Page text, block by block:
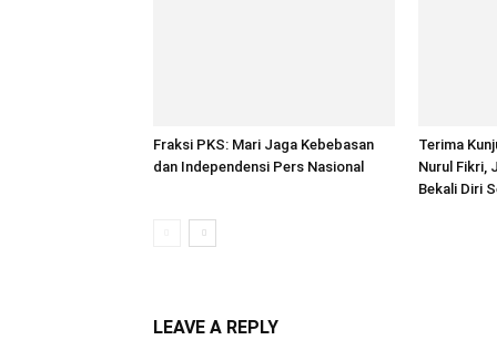
Fraksi PKS: Mari Jaga Kebebasan
dan Independensi Pers Nasional
Terima
Nurul Fikri,
Bekali Diri
LEAVE A REPLY